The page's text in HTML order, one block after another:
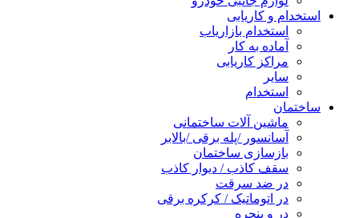
استخدام و کاریابی
استخدام بازاریاب
آماده به کار
مراکز کاریابی
سایر
استخدام
ساختمان
ماشین آلات ساختمانی
آسانسور /پله برقی /بالابر
بازسازی ساختمان
سقف کاذب / دیوار کاذب
در ضد سرقت
در اتوماتیک / کرکره برقی
در و پنجره